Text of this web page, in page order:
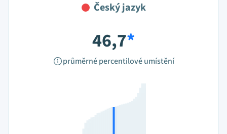
Český jazyk
46,7*
průměrné percentilové umístění